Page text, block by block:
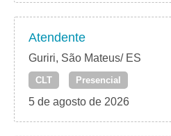
Atendente
Guriri, São Mateus/ ES
CLT Presencial
5 de agosto de 2026